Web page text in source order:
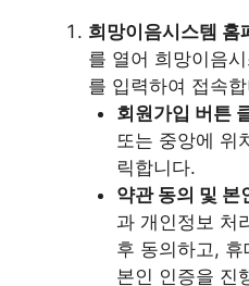
희망이음시스템 홈
를 열어 희망이음
를 입력하여 접속
회원가입 버튼
또는 중앙에 위
릭합니다.
약관 동의 및 본
과 개인정보 처
후 동의하고,
본인 인증을 진